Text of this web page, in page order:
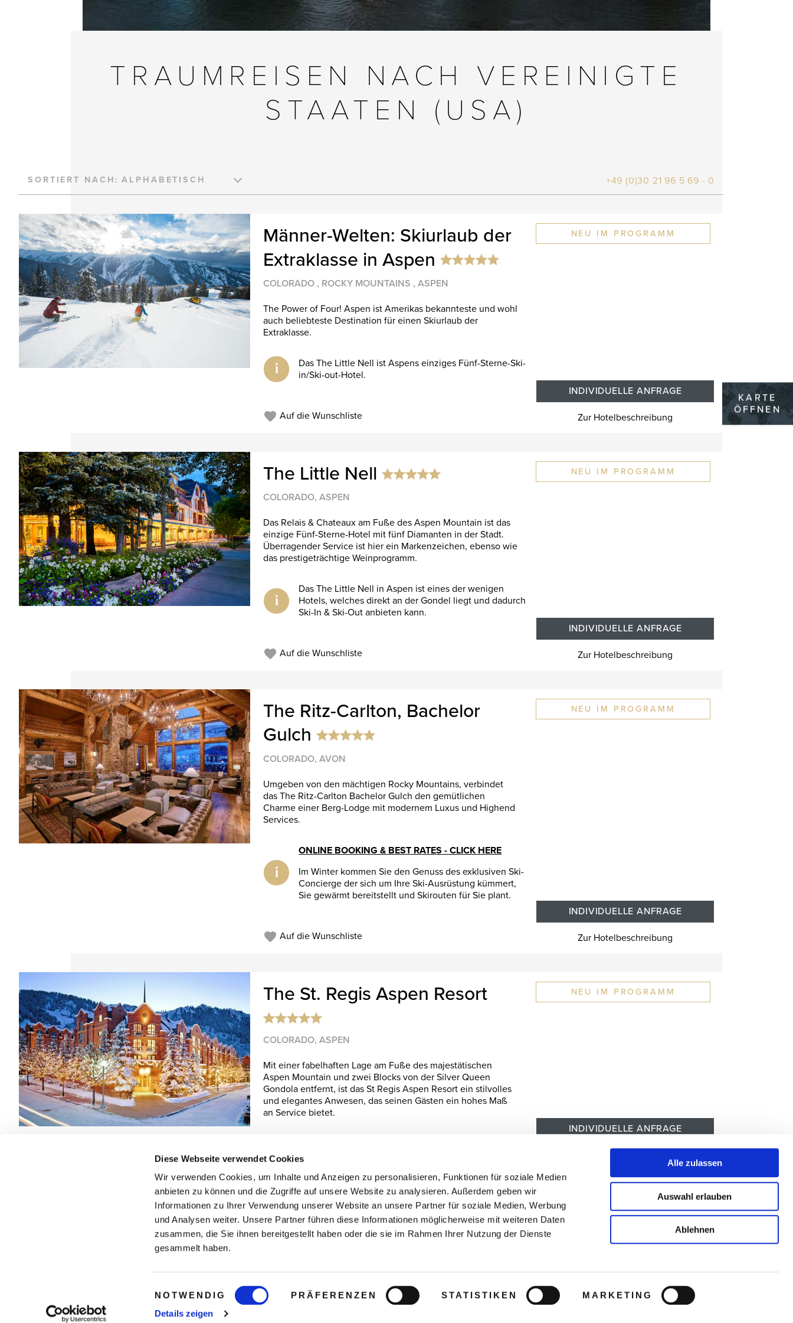
Diese Webseite verwendet Cookies
Wir verwenden Cookies, um Inhalte und Anzeigen zu personalisieren, Funktionen für soziale Medien
anbieten zu können und die Zugriffe auf unsere Website zu analysieren. Außerdem geben wir
Informationen zu Ihrer Verwendung unserer Website an unsere Partner für soziale Medien, Werbung
und Analysen weiter. Unsere Partner führen diese Informationen möglicherweise mit weiteren Daten
zusammen, die Sie ihnen bereitgestellt haben oder die sie im Rahmen Ihrer Nutzung der Dienste
gesammelt haben.
Einwilligungsauswahl
NOTWENDIG PRÄFERENZEN STATISTIKEN
MARKETING
Details zeigen
Alle zulassen
Auswahl erlauben
Ablehnen
KARTE
ÖFFNEN
TRAUMREISEN NACH VEREINIGTE
STAATEN (USA)
SORTIERT NACH: +49 (0)30 21 96 5 69 - 0
NEU IM PROGRAMM
Männer-Welten: Skiurlaub der
Extraklasse in Aspen
COLORADO , ROCKY MOUNTAINS , ASPEN
The Power of Four! Aspen ist Amerikas bekannteste und wohl
auch beliebteste Destination für einen Skiurlaub der
Extraklasse.
i
Das The Little Nell ist Aspens einziges Fünf-Sterne-Ski-
in/Ski-out-Hotel.
INDIVIDUELLE ANFRAGE
Zur Hotelbeschreibung
Auf die Wunschliste
NEU IM PROGRAMM
The Little Nell
COLORADO, ASPEN
Das Relais & Chateaux am Fuße des Aspen Mountain ist das
einzige Fünf-Sterne-Hotel mit fünf Diamanten in der Stadt.
Überragender Service ist hier ein Markenzeichen, ebenso wie
das prestigeträchtige Weinprogramm.
i
Das The Little Nell in Aspen ist eines der wenigen
Hotels, welches direkt an der Gondel liegt und dadurch
Ski-In & Ski-Out anbieten kann.
INDIVIDUELLE ANFRAGE
Zur Hotelbeschreibung
Auf die Wunschliste
NEU IM PROGRAMM
The Ritz-Carlton, Bachelor
Gulch
COLORADO, AVON
Umgeben von den mächtigen Rocky Mountains, verbindet
das The Ritz-Carlton Bachelor Gulch den gemütlichen
Charme einer Berg-Lodge mit modernem Luxus und Highend
Services.
i
ONLINE BOOKING & BEST RATES - CLICK HERE
Im Winter kommen Sie den Genuss des exklusiven Ski-
Concierge der sich um Ihre Ski-Ausrüstung kümmert,
Sie gewärmt bereitstellt und Skirouten für Sie plant.
INDIVIDUELLE ANFRAGE
Zur Hotelbeschreibung
Auf die Wunschliste
NEU IM PROGRAMM
The St. Regis Aspen Resort
COLORADO, ASPEN
Mit einer fabelhaften Lage am Fuße des majestätischen
Aspen Mountain und zwei Blocks von der Silver Queen
Gondola entfernt, ist das St Regis Aspen Resort ein stilvolles
und elegantes Anwesen, das seinen Gästen ein hohes Maß
an Service bietet.
INDIVIDUELLE ANFRAGE
Auf die Wunschliste
*) Die angebotenen Preise/Zimmerkategorien gelten je nach Verfügbarkeit.
UNSERE PARTNER
DATENSCHUTZ